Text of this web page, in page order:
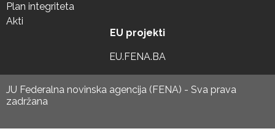
Plan integriteta
Akti
EU projekti
EU.FENA.BA
JU Federalna novinska agencija (FENA) - Sva prava
zadržana